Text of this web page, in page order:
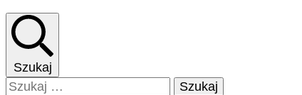
Szukaj
Szukaj: